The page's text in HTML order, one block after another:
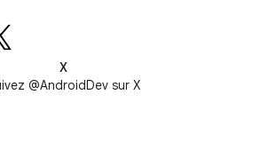
X
@AndroidDev sur X